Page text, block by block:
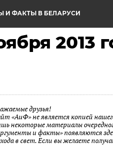
И ФАКТЫ В БЕЛАРУСИ
2013
друзья!
«АиФ» не является копией
некоторые материалы
и факты» появляются
в свет. Если вы желаете